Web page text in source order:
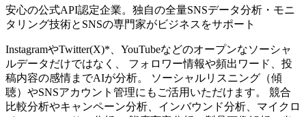
安心の公式API認定企業。独自の全量SNSデータ分析・モニ
タリング技術とSNSの専門家がビジネスをサポート
InstagramやTwitter(X)*、YouTubeなどのオープンなソーシャ
ルデータだけではなく、 フォロワー情報や頻出ワード、投
稿内容の感情までAIが分析。 ソーシャルリスニング（傾
聴）やSNSアカウント管理にもご活用いただけます。 競合
比較分析やキャンペーン分析、インバウンド分析、マイクロ